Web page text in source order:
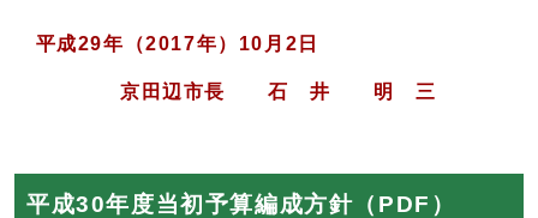
平成29年（2017年）10月2日
京田辺市長 石 井 明 三
平成30年度当初予算編成方針（PDF）